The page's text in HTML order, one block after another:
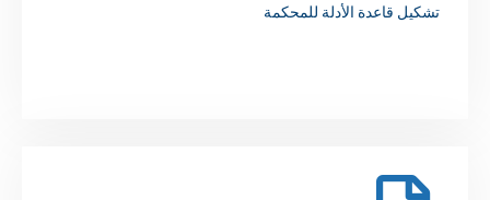
تشكيل قاعدة الأدلة للمحكمة